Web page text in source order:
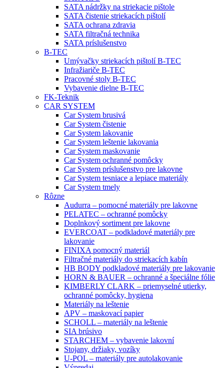
SATA nádržky na striekacie pištole
SATA čistenie striekacích pištolí
SATA ochrana zdravia
SATA filtračná technika
SATA príslušenstvo
B-TEC
Umývačky striekacích pištolí B-TEC
Infražiariče B-TEC
Pracovné stoly B-TEC
Vybavenie dielne B-TEC
FK-Teknik
CAR SYSTEM
Car System brusivá
Car System čistenie
Car System lakovanie
Car System leštenie lakovania
Car System maskovanie
Car System ochranné pomôcky
Car System príslušenstvo pre lakovne
Car System tesniace a lepiace materiály
Car System tmely
Rôzne
Audurra – pomocné materiály pre lakovne
PELATEC – ochranné pomôcky
Doplnkový sortiment pre lakovne
EVERCOAT – podkladové materiály pre
lakovanie
FINIXA pomocný materiál
Filtračné materiály do striekacích kabín
HB BODY podkladové materiály pre lakovanie
HORN & BAUER – ochranné a špeciálne fólie
KIMBERLY CLARK – priemyselné utierky,
ochranné pomôcky, hygiena
Materiály na leštenie
APV – maskovací papier
SCHOLL – materiály na leštenie
SIA brúsivo
STARCHEM – vybavenie lakovní
Stojany, držiaky, vozíky
U-POL – materiály pre autolakovanie